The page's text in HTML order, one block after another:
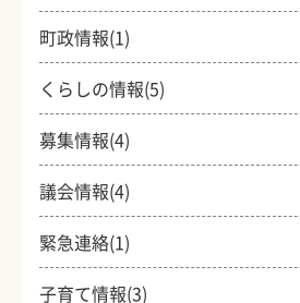
町政情報(1)
くらしの情報(5)
募集情報(4)
議会情報(4)
緊急連絡(1)
子育て情報(3)